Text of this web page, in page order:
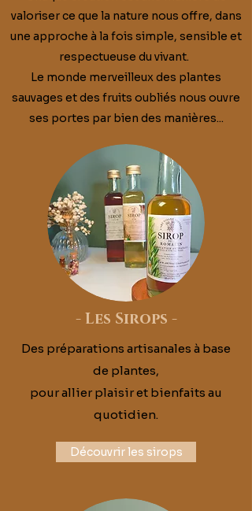
valoriser ce que la nature nous offre, dans
une approche à la fois simple, sensible et
respectueuse du vivant.
Le monde merveilleux des plantes
sauvages et des fruits oubliés nous ouvre
ses portes par bien des manières...
- Les Sirops -
Des préparations artisanales à base
de plantes,
pour allier plaisir et bienfaits au
quotidien.
Découvrir les sirops